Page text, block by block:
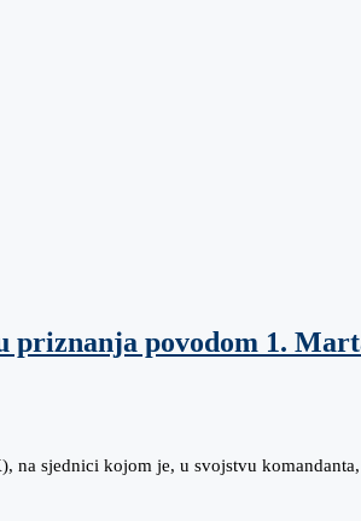
priznanja povodom 1.
sjednici kojom je, u svojstvu